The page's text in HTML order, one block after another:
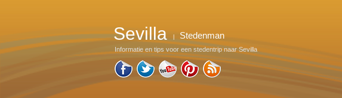
Sevilla Stedenman
Informatie en tips voor een stedentrip naar Sevilla